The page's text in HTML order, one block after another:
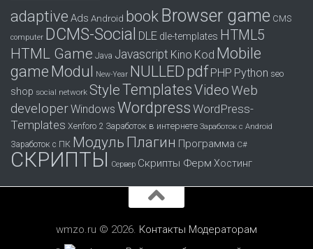
adaptive Ads Android book Browser game CMS
computer DCMS-Social DLE dle-templates HTML5
HTML Game Java Javascript Kino Kod Mobile
gameModul New-Year NULLED pdf PHP Python seo
shop social network StyleTemplatesVideoWeb
developerWindows Wordpress WordPress-
Templates Xenforo 2 Заработок в интернете Заработок с Android
Заработок с ПК Модуль Плагин Программа С#
СКРИПТЫ Сервер Скрипты Ферм Хостинг
wmzo.ru © 2026. Контакты Модераторам